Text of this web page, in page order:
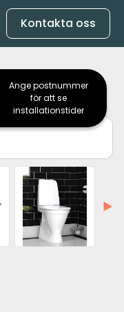
Kontakta oss
Ange postnummer
för att se
installationstider